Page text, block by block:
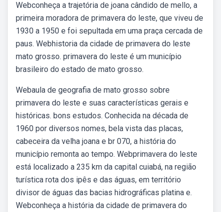
Webconheça a trajetória de joana cândido de mello, a
primeira moradora de primavera do leste, que viveu de
1930 a 1950 e foi sepultada em uma praça cercada de
paus. Webhistoria da cidade de primavera do leste
mato grosso. primavera do leste é um município
brasileiro do estado de mato grosso.
Webaula de geografia de mato grosso sobre
primavera do leste e suas características gerais e
históricas. bons estudos. Conhecida na década de
1960 por diversos nomes, bela vista das placas,
cabeceira da velha joana e br 070, a história do
município remonta ao tempo. Webprimavera do leste
está localizado a 235 km da capital cuiabá, na região
turística rota dos ipês e das águas, em território
divisor de águas das bacias hidrográficas platina e.
Webconheça a história da cidade de primavera do